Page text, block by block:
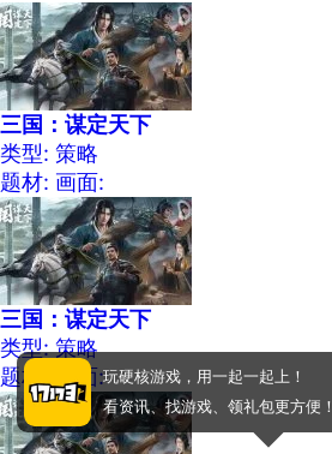
三国：谋定天下
类型: 策略
题材: 画面:
三国：谋定天下
类型: 策略
题材: 画面:玩硬核游戏，用一起一起上！
看资讯、找游戏、领礼包更方便！